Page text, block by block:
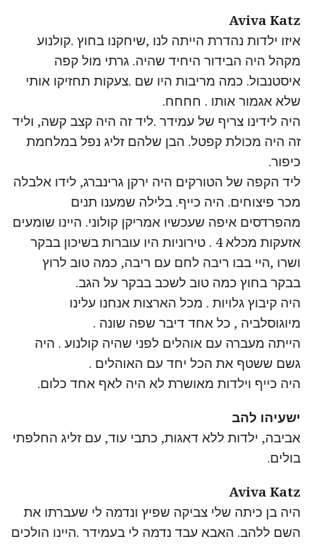
Aviva Katz
איזו ילדות נהדרת הייתה לנו ,שיחקנו בחוץ .קולנוע
מקהל היה הבידור היחיד שהיה. גרתי מול קפה
איסטנבול. כמה מריבות היו שם .צעקות תחזיקו אותי
שלא אגמור אותו . חחחח.
היה לידינו צריף של עמידר .ליד זה היה קצב קשה, וליד
זה היה מכולת קפטל. הבן שלהם זליג נפל במלחמת
כיפור.
ליד הקפה של הטורקים היה ירקן גרינברג, לידו אלבלה
מכר פיצוחים. היה כייף. בלילה שמענו תנים
מהפרדסים איפה שעכשיו אמריקן קולוני. היינו שומעים
אזעקות מכלא 4 . טירוניות היו עוברות בשיכון בבקר
ושרו ,היי בבו ריבה לחם עם ריבה, כמה טוב לרוץ
בבקר בחוץ כמה טוב לשכב בבקר על הגב.
היה קיבוץ גלויות . מכל הארצות אנחנו עלינו
מיוגוסלביה , כל אחד דיבר שפה שונה .
הייתה מעברה עם אוהלים לפני שהיה קולנוע . היה
גשם ששטף את הכל יחד עם האוהלים .
היה כייף וילדות מאושרת לא היה לאף אחד כלום.
ישעיהו להב
אביבה, ילדות ללא דאגות, כתבי עוד, עם זליג החלפתי
בולים.
Aviva Katz
היה בן כיתה שלי צביקה שפיץ ונדמה לי שעברתו את
השם ללהב. האבא עבד נדמה לי בעמידר .היינו הולכים